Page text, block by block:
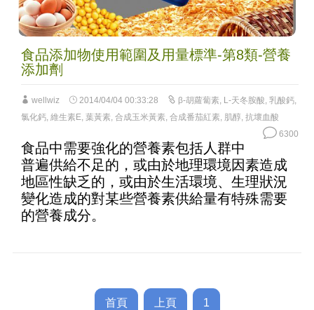
食品添加物使用範圍及用量標準-第8類-營養
添加劑
wellwiz 2014/04/04 00:33:28 β-胡蘿蔔素, L-天冬胺酸, 乳酸鈣,
氯化鈣, 維生素E, 葉黃素, 合成玉米黃素, 合成番茄紅素, 肌醇, 抗壞血酸
6300
食品中需要強化的營養素包括人群中
普遍供給不足的，或由於地理環境因素造成
地區性缺乏的，或由於生活環境、生理狀況
變化造成的對某些營養素供給量有特殊需要
的營養成分。
首頁 上頁 1